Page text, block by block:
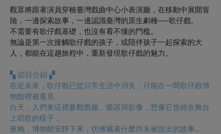
觀眾將跟著演員穿梭臺灣戲曲中心小表演廳，在移動中展開冒
險，一邊探索故事，一邊認識臺灣的原生劇種──歌仔戲。
不需要有歌仔戲基礎，也沒有看不懂的門檻。
無論是第一次接觸歌仔戲的孩子，或陪伴孩子一起探索的大
人，都能在這趟旅程中，重新發現歌仔戲的魅力。
▚ 節目介紹 ▞
在近未來，歌仔戲已從日常生活中消失，只能在一間歌仔戲博
物館裡被看見。
白天，人們來這裡參觀戲服、樂器與影像，想像它曾經在舞台
上唱歌的樣子；
夜晚，博物館安靜下來，彷彿藏著什麼尚未被說出的故事...